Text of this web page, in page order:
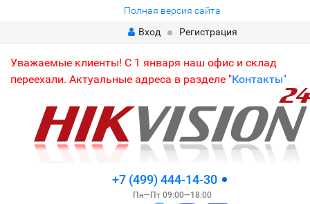
Полная версия сайта
Вход
Регистрация
Уважаемые клиенты! С 1 января наш офис и склад
переехали. Актуальные адреса в разделе "Контакты"
+7 (499) 444-14-30
Пн—Пт 09:00—18:00